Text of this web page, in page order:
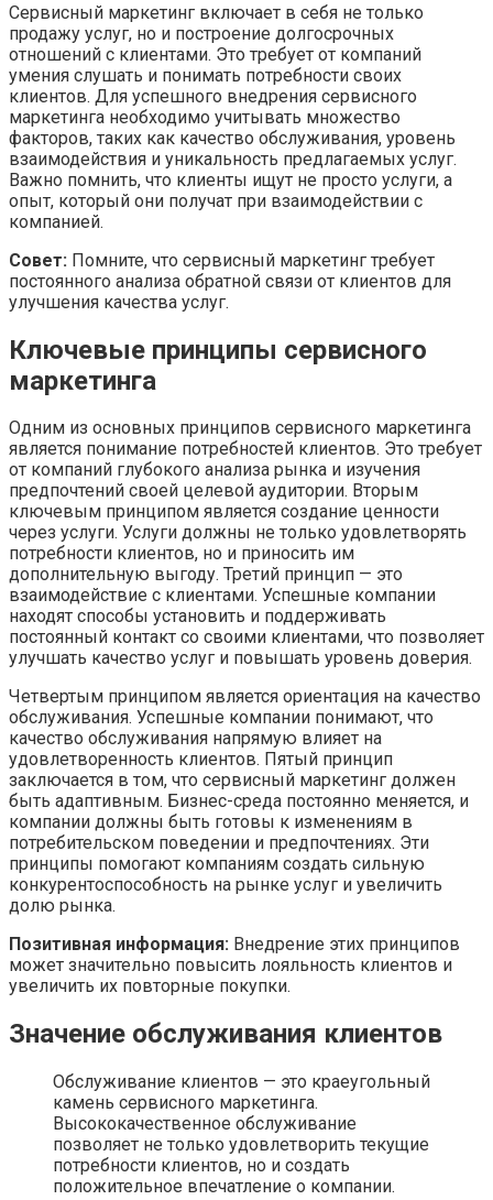
Сервисный маркетинг включает в себя не только
продажу услуг, но и построение долгосрочных
отношений с клиентами. Это требует от компаний
умения слушать и понимать потребности своих
клиентов. Для успешного внедрения сервисного
маркетинга необходимо учитывать множество
факторов, таких как качество обслуживания, уровень
взаимодействия и уникальность предлагаемых услуг.
Важно помнить, что клиенты ищут не просто услуги, а
опыт, который они получат при взаимодействии с
компанией.
Совет: Помните, что сервисный маркетинг требует
постоянного анализа обратной связи от клиентов для
улучшения качества услуг.
Ключевые принципы сервисного
маркетинга
Одним из основных принципов сервисного маркетинга
является понимание потребностей клиентов. Это требует
от компаний глубокого анализа рынка и изучения
предпочтений своей целевой аудитории. Вторым
ключевым принципом является создание ценности
через услуги. Услуги должны не только удовлетворять
потребности клиентов, но и приносить им
дополнительную выгоду. Третий принцип — это
взаимодействие с клиентами. Успешные компании
находят способы установить и поддерживать
постоянный контакт со своими клиентами, что позволяет
улучшать качество услуг и повышать уровень доверия.
Четвертым принципом является ориентация на качество
обслуживания. Успешные компании понимают, что
качество обслуживания напрямую влияет на
удовлетворенность клиентов. Пятый принцип
заключается в том, что сервисный маркетинг должен
быть адаптивным. Бизнес-среда постоянно меняется, и
компании должны быть готовы к изменениям в
потребительском поведении и предпочтениях. Эти
принципы помогают компаниям создать сильную
конкурентоспособность на рынке услуг и увеличить
долю рынка.
Позитивная информация: Внедрение этих принципов
может значительно повысить лояльность клиентов и
увеличить их повторные покупки.
Значение обслуживания клиентов
Обслуживание клиентов — это краеугольный
камень сервисного маркетинга.
Высококачественное обслуживание
позволяет не только удовлетворить текущие
потребности клиентов, но и создать
положительное впечатление о компании.